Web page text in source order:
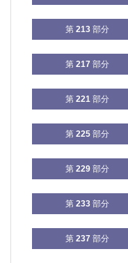
第 213部分
第 217 部分
第 221部分
第 225部分
第 229部分
第 233部分
第 237 部分